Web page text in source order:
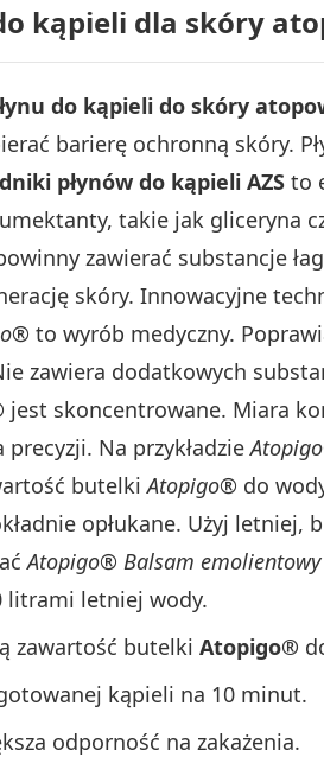
kąpieli dla skóry
do kąpieli do skóry
barierę ochronną skóry.
płynów do kąpieli AZS to
takie jak gliceryna
zawierać substancje
skóry. Innowacyjne
to wyrób medyczny.
zawiera dodatkowych
jest skoncentrowane. Miara
precyzji. Na przykładzie
butelkiAtopigo® do
opłukane. Użyj
Atopigo® Balsam emolientowy
litrami letniej wody.
zawartość butelki Atopigo®
kąpieli na 10 minut.
odporność na zakażenia.